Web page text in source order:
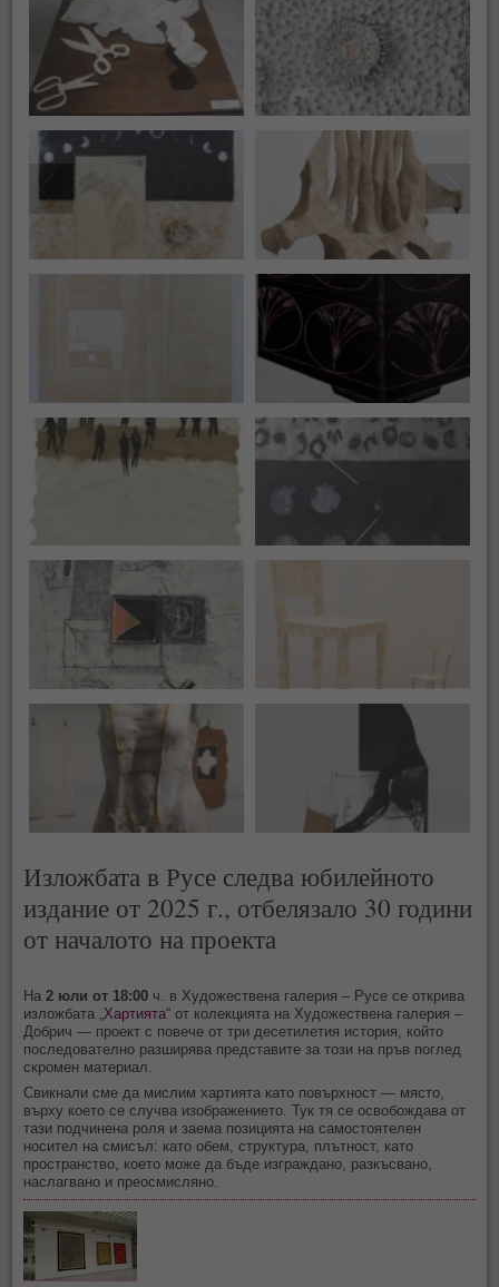
Изложбата в Русе следва юбилейното
издание от 2025 г., отбелязало 30 години
от началото на проекта
На2 юли от 18:00 ч. в Художествена галерия – Русе се открива
изложбата „ Хартията“ от колекцията на Художествена галерия –
Добрич — проект с повече от три десетилетия история, който
последователно разширява представите за този на пръв поглед
скромен материал.
Свикнали сме да мислим хартията като повърхност — място,
върху което се случва изображението. Тук тя се освобождава от
тази подчинена роля и заема позицията на самостоятелен
носител на смисъл: като обем, структура, плътност, като
пространство, което може да бъде изграждано, разкъсвано,
наслагвано и преосмисляно.